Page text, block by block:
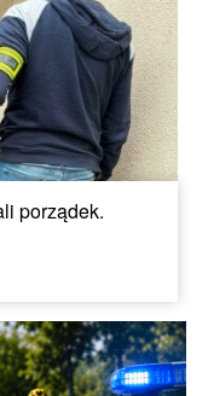
porządek.